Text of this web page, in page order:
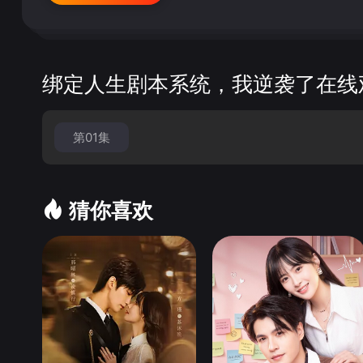
绑定人生剧本系统，我逆袭了在
第01集
猜你喜欢